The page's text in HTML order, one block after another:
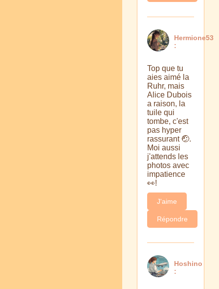
Hermione53
:
Top que tu
aies aimé la
Ruhr, mais
Alice Dubois
a raison, la
tuile qui
tombe, c'est
pas hyper
rassurant 🤕.
Moi aussi
j'attends les
photos avec
impatience
👀!
J'aime
Répondre
Hoshino
: